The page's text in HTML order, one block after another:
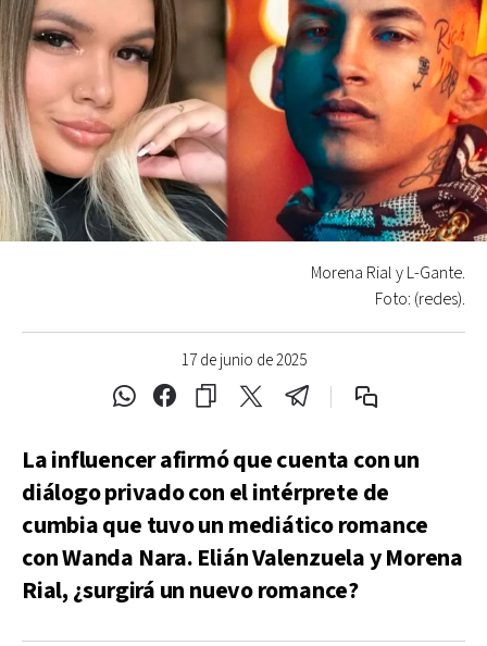
17 de junio de 2025
Morena Rial y L-Gante.
Foto: (redes).
La influencer afirmó que cuenta con un
diálogo privado con el intérprete de
cumbia que tuvo un mediático romance
con Wanda Nara. Elián Valenzuela y Morena
Rial, ¿surgirá un nuevo romance?